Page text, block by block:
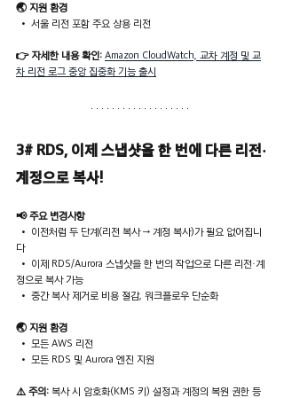
🌏 지원 환경
• 서울 리전 포함 주요 상용 리전
👉 자세한 내용 확인: Amazon CloudWatch, 교차 계정 및 교
차 리전 로그 중앙 집중화 기능 출시
3# RDS, 이제 스냅샷을 한 번에 다른 리전·
계정으로 복사!
📢 주요 변경사항
• 이전처럼 두 단계(리전 복사 → 계정 복사)가 필요 없어집니
다
• 이제 RDS/Aurora 스냅샷을 한 번의 작업으로 다른 리전·계
정으로 복사 가능
• 중간 복사 제거로 비용 절감, 워크플로우 단순화
🌏 지원 환경
• 모든 AWS 리전
• 모든 RDS 및 Aurora 엔진 지원
⚠️ 주의: 복사 시 암호화(KMS 키) 설정과 계정의 복원 권한 등